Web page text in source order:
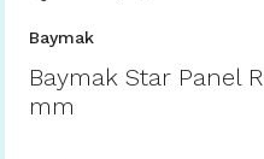
Baymak
Baymak Star Panel
mm